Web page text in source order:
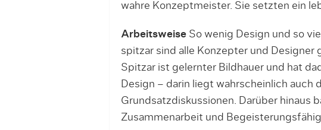
wahre Konzeptmeister. Sie setzten ein
ArbeitsweiseSo wenig Design und so
spitzar sind alle Konzepter und Designer
Spitzar ist gelernter Bildhauer und hat
Design – darin liegt wahrscheinlich auch
Grundsatzdiskussionen. Darüber hinaus
Zusammenarbeit und